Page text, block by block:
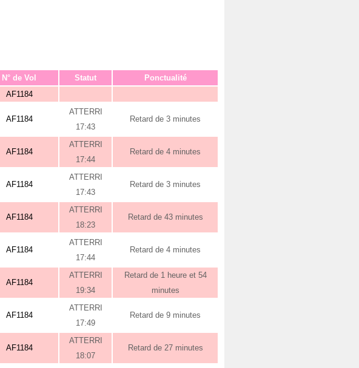
N° de Vol Statut
Ponctualité
AF1184
AF1184
ATTERRI
17:43
Retard de 3 minutes
AF1184
ATTERRI
17:44
Retard de 4 minutes
AF1184
ATTERRI
17:43
Retard de 3 minutes
AF1184
ATTERRI
18:23
Retard de 43 minutes
AF1184
ATTERRI
17:44
Retard de 4 minutes
AF1184
ATTERRI
19:34
Retard de 1 heure et 54
minutes
AF1184
ATTERRI
17:49
Retard de 9 minutes
AF1184
ATTERRI
18:07
Retard de 27 minutes